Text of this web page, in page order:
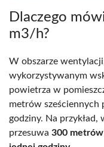
Dlaczego
m3/h?
W obszarze
wykorzystywanym
powietrza w
metrów sześciennych
godziny. Na
przesuwa 300